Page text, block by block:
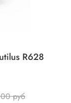
R628
руб